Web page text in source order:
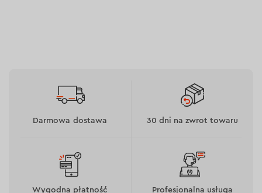
Darmowa dostawa 30 dni na zwrot towaru
Wygodna płatność
Profesjonalna usługa